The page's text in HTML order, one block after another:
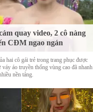
quay video, 2 cô nàng
CĐM ngao ngán
hai cô gái trẻ trong trang phục được
áo truyền thống vùng cao đã nhanh
nền tảng.